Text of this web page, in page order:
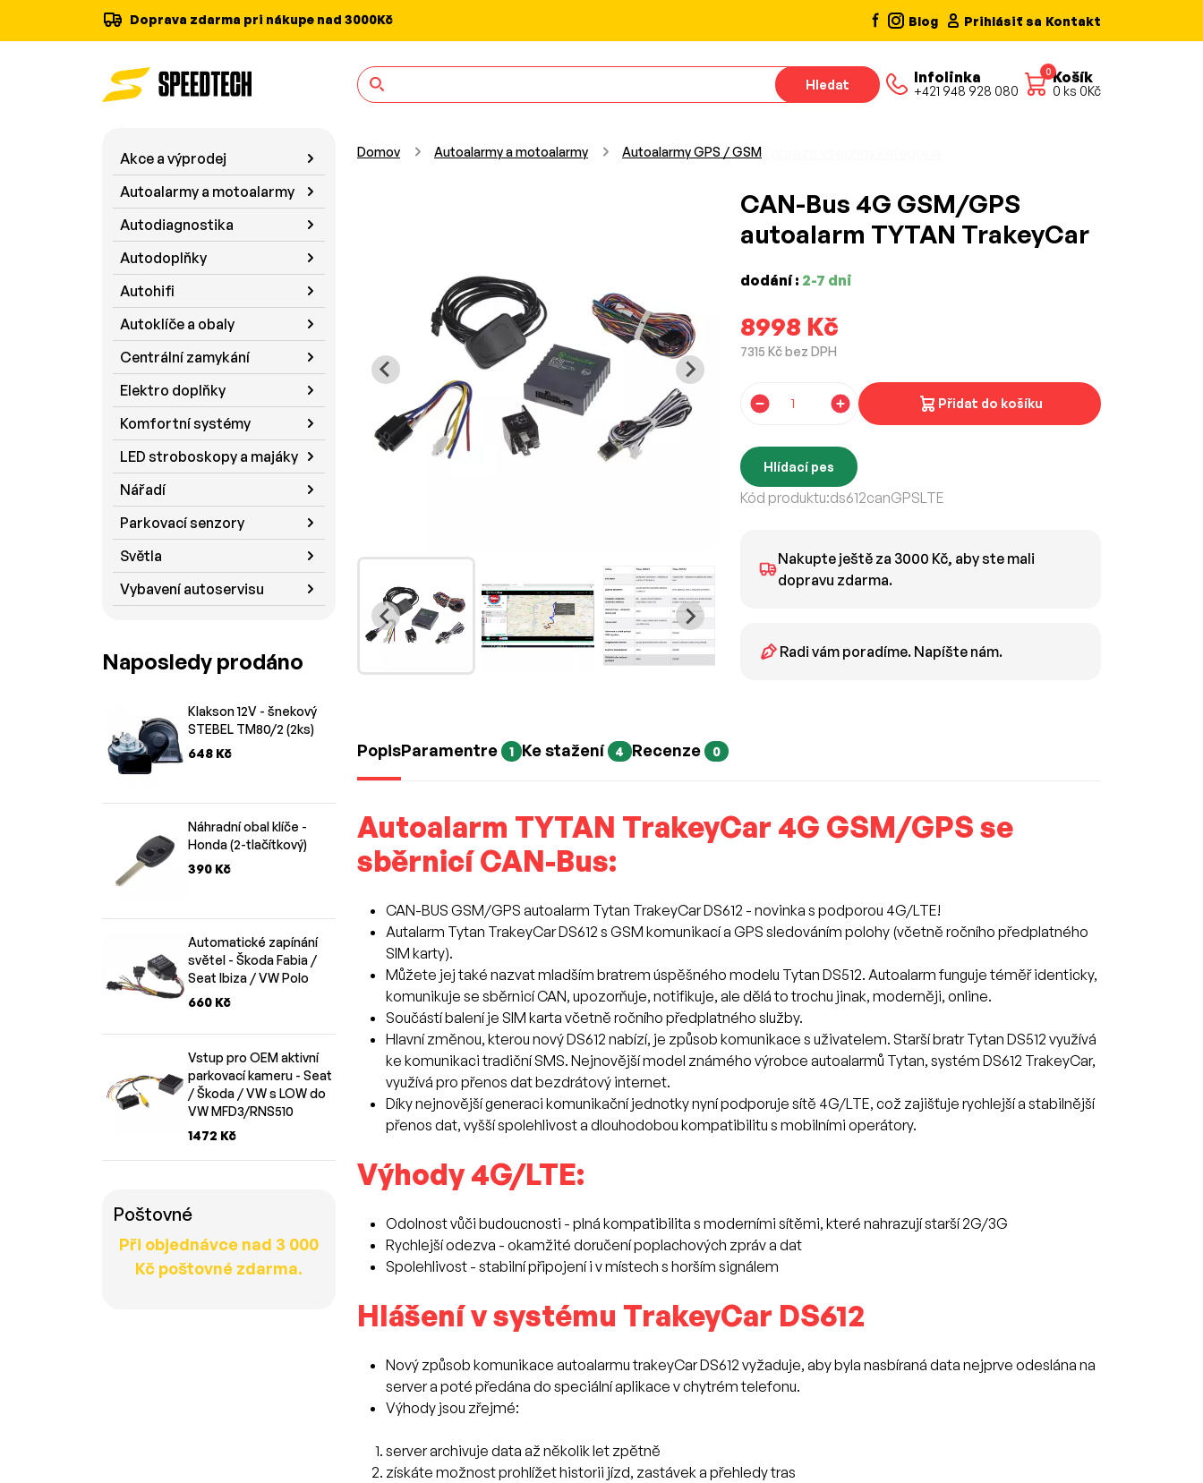
Doprava zdarma pri nákupe nad 3000Kč Blog Prihlásiť sa Kontakt
Hledat Infolinka
+421 948 928 080
0Košík
0 ks 0Kč
Akce a výprodej
Autoalarmy a motoalarmy
Autodiagnostika
Autodoplňky
Autohifi
Autoklíče a obaly
Centrální zamykání
Elektro doplňky
Komfortní systémy
LED stroboskopy a majáky
Nářadí
Parkovací senzory
Světla
Vybavení autoservisu
Naposledy prodáno
Klakson 12V - šnekový
STEBEL TM80/2 (2ks)
648 Kč
Náhradní obal klíče -
Honda (2-tlačítkový)
390 Kč
Automatické zapínání
světel - Škoda Fabia /
Seat Ibiza / VW Polo
660 Kč
Vstup pro OEM aktivní
parkovací kameru - Seat
/ Škoda / VW s LOW do
VW MFD3/RNS510
1472 Kč
Poštovné
Při objednávce nad 3 000
Kč poštovné zdarma.
Domov Autoalarmy a motoalarmy Autoalarmy GPS / GSM
CAN-Bus 4G GSM/GPS
autoalarm TYTAN TrakeyCar
dodání : 2-7 dni
8998 Kč
7315 Kč bez DPH
Přidat do košíku
Hlídací pes
Kód produktu:ds612canGPSLTE
Nakupte ještě za 3000 Kč, aby ste mali
dopravu zdarma.
Radi vám poradíme. Napíšte nám.
PopisParamentre 1 Ke stažení 4 Recenze 0
Autoalarm TYTAN TrakeyCar 4G GSM/GPS se
sběrnicí CAN-Bus:
CAN-BUS GSM/GPS autoalarm Tytan TrakeyCar DS612 - novinka s podporou 4G/LTE!
Autalarm Tytan TrakeyCar DS612 s GSM komunikací a GPS sledováním polohy (včetně ročního předplatného
SIM karty).
Můžete jej také nazvat mladším bratrem úspěšného modelu Tytan DS512. Autoalarm funguje téměř identicky,
komunikuje se sběrnicí CAN, upozorňuje, notifikuje, ale dělá to trochu jinak, moderněji, online.
Součástí balení je SIM karta včetně ročního předplatného služby.
Hlavní změnou, kterou nový DS612 nabízí, je způsob komunikace s uživatelem. Starší bratr Tytan DS512 využívá
ke komunikaci tradiční SMS. Nejnovější model známého výrobce autoalarmů Tytan, systém DS612 TrakeyCar,
využívá pro přenos dat bezdrátový internet.
Díky nejnovější generaci komunikační jednotky nyní podporuje sítě 4G/LTE, což zajišťuje rychlejší a stabilnější
přenos dat, vyšší spolehlivost a dlouhodobou kompatibilitu s mobilními operátory.
Výhody 4G/LTE:
Odolnost vůči budoucnosti - plná kompatibilita s moderními sítěmi, které nahrazují starší 2G/3G
Rychlejší odezva - okamžité doručení poplachových zpráv a dat
Spolehlivost - stabilní připojení i v místech s horším signálem
Hlášení v systému TrakeyCar DS612
Nový způsob komunikace autoalarmu trakeyCar DS612 vyžaduje, aby byla nasbíraná data nejprve odeslána na
server a poté předána do speciální aplikace v chytrém telefonu.
Výhody jsou zřejmé:
server archivuje data až několik let zpětně
získáte možnost prohlížet historii jízd, zastávek a přehledy tras